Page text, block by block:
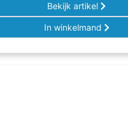
Bekijk artikel
In winkelmand